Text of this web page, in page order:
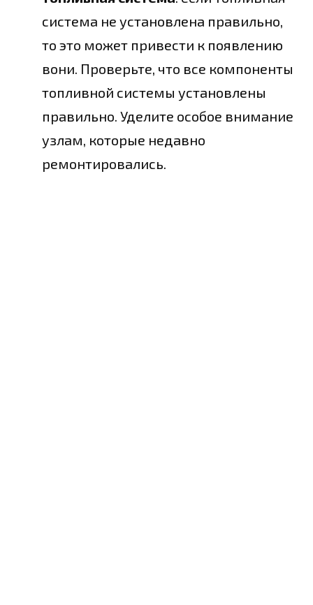
система не установлена правильно,
то это может привести к появлению
вони. Проверьте, что все компоненты
топливной системы установлены
правильно. Уделите особое внимание
узлам, которые недавно
ремонтировались.